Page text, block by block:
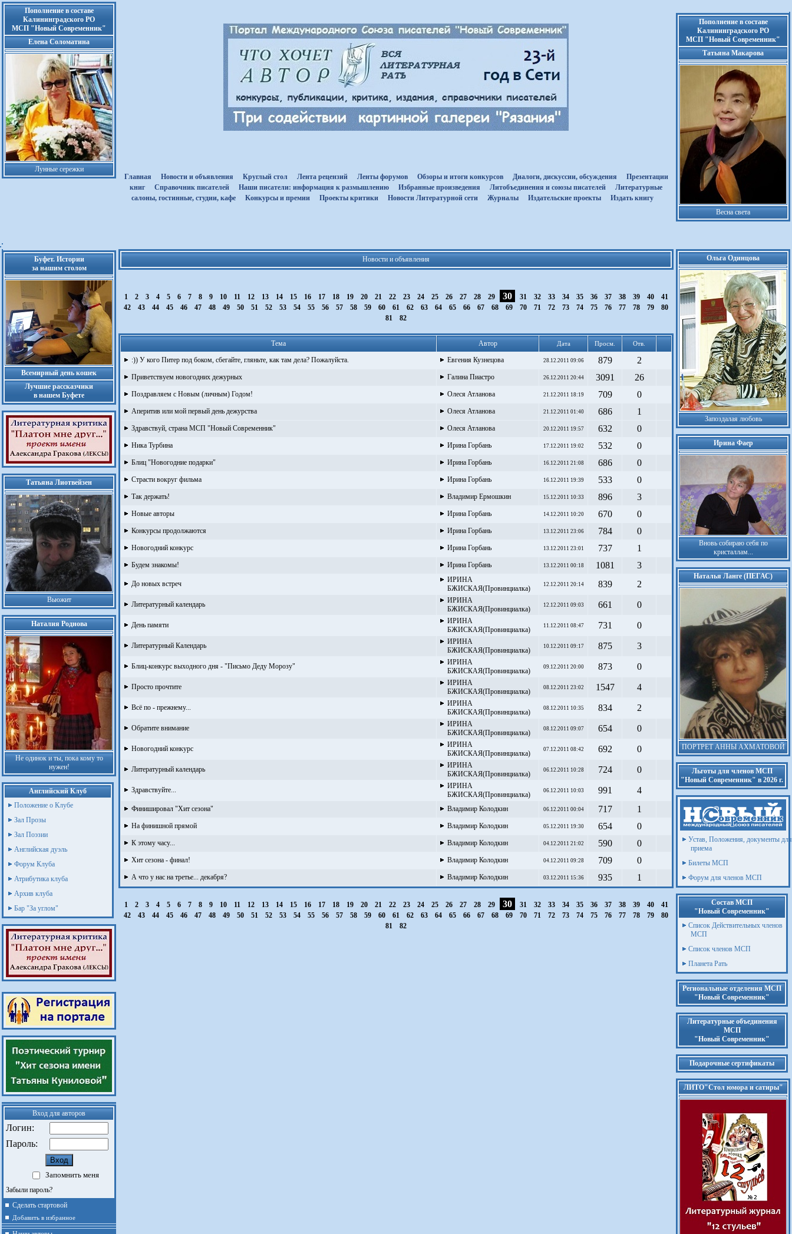
Пополнение в составе
Калининградского РО
МСП "Новый Современник"
Елена Соломатина
Лунные сережки
Главная
Новости и объявления Круглый стол Лента рецензий Ленты форумов Обзоры и итоги конкурсов Диалоги, дискуссии, обсуждения
Презентации
книг
Cправочник писателей Наши писатели: информация к размышлению Избранные произведения Литобъединения и союзы писателей
Литературные
салоны, гостинные, студии, кафе
Kонкурсы и премии Проекты критики Новости Литературной сети Журналы Издательские проекты Издать книгу
Пополнение в составе
Калининградского РО
МСП "Новый Современник"
Татьяна Макарова
Весна света
Буфет. Истории
за нашим столом
Всемирный день кошек
Лучшие рассказчики
в нашем Буфете
Татьяна Лиотвейзен
Вьюжит
Наталия Роднова
Не одинок и ты, пока кому то
нужен!
Английский Клуб
Положение о Клубе
Зал Прозы
Зал Поэзии
Английская дуэль
Форум Клуба
Атрибутика клуба
Архив клуба
Бар "За углом"
Вход для авторов
Логин:
Пароль:
Запомнить меня
Забыли пароль?
Сделать стартовой
Добавить в избранное
Новости и объявления
1 2 3 4 5 6 7 8 9 10 11 12 13 14 15 16 17 18 19 20 21 22 23 24 25 26 27 28 29 30 31 32 33 34 35 36 37 38 39 40
41
42
43 44 45 46 47 48 49 50 51 52 53 54 55 56 57 58 59 60 61 62 63 64 65 66 67 68 69 70 71 72 73 74 75 76 77 78 79
80
81
82
Тема Автор Дата Просм. Отв.
:)) У кого Питер под боком, сбегайте, гляньте, как там дела? Пожалуйста. Евгения Кузнецова 28.12.2011 09:06 879 2
Приветствуем новогодних дежурных Галина Пиастро 26.12.2011 20:44 3091 26
Поздравляем с Новым (личным) Годом! Олеся Атланова 21.12.2011 18:19 709 0
Аперитив или мой первый день дежурства Олеся Атланова 21.12.2011 01:40 686 1
Здравствуй, страна МСП "Новый Современник" Олеся Атланова 20.12.2011 19:57 632 0
Ника Турбина Ирина Горбань 17.12.2011 19:02 532 0
Блиц "Новогодние подарки" Ирина Горбань 16.12.2011 21:08 686 0
Страсти вокруг фильма Ирина Горбань 16.12.2011 19:39 533 0
Так держать! Владимир Ермошкин 15.12.2011 10:33 896 3
Новые авторы Ирина Горбань 14.12.2011 10:20 670 0
Конкурсы продолжаются Ирина Горбань 13.12.2011 23:06 784 0
Новогодний конкурс Ирина Горбань 13.12.2011 23:01 737 1
Будем знакомы! Ирина Горбань 13.12.2011 00:18 1081 3
До новых встреч
ИРИНА
БЖИСКАЯ(Провинциалка)
12.12.2011 20:14 839 2
Литературный календарь
ИРИНА
БЖИСКАЯ(Провинциалка)
12.12.2011 09:03 661 0
День памяти
ИРИНА
БЖИСКАЯ(Провинциалка)
11.12.2011 08:47 731 0
Литературный Календарь
ИРИНА
БЖИСКАЯ(Провинциалка)
10.12.2011 09:17 875 3
Блиц-конкурс выходного дня - "Письмо Деду Морозу"
ИРИНА
БЖИСКАЯ(Провинциалка)
09.12.2011 20:00 873 0
Просто прочтите
ИРИНА
БЖИСКАЯ(Провинциалка)
08.12.2011 23:02 1547 4
Всё по - прежнему...
ИРИНА
БЖИСКАЯ(Провинциалка)
08.12.2011 10:35 834 2
Обратите внимание
ИРИНА
БЖИСКАЯ(Провинциалка)
08.12.2011 09:07 654 0
Новогодний конкурс
ИРИНА
БЖИСКАЯ(Провинциалка)
07.12.2011 08:42 692 0
Литературный календарь
ИРИНА
БЖИСКАЯ(Провинциалка)
06.12.2011 10:28 724 0
Здравствуйте...
ИРИНА
БЖИСКАЯ(Провинциалка)
06.12.2011 10:03 991 4
Финишировал "Хит сезона" Владимир Колодкин 06.12.2011 00:04 717 1
На финишной прямой Владимир Колодкин 05.12.2011 19:30 654 0
К этому часу... Владимир Колодкин 04.12.2011 21:02 590 0
Хит сезона - финал! Владимир Колодкин 04.12.2011 09:28 709 0
А что у нас на третье... декабря? Владимир Колодкин 03.12.2011 15:36 935 1
1 2 3 4 5 6 7 8 9 10 11 12 13 14 15 16 17 18 19 20 21 22 23 24 25 26 27 28 29 30 31 32 33 34 35 36 37 38 39 40
41
42
43 44 45 46 47 48 49 50 51 52 53 54 55 56 57 58 59 60 61 62 63 64 65 66 67 68 69 70 71 72 73 74 75 76 77 78 79
80
81
82
Ольга Одинцова
Запоздалая любовь
Ирина Фаер
Вновь собираю себя по
кристаллам...
Наталья Ланге (ПЕГАС)
ПОРТРЕТ АННЫ АХМАТОВОЙ
Льготы для членов МСП
"Новый Современник" в 2026 г.
Устав, Положения, документы для
приема
Билеты МСП
Форум для членов МСП
Состав МСП
"Новый Современник"
Список Действительных членов
МСП
Список членов МСП
Планета Рать
Региональные отделения МСП
"Новый Современник"
Литературные объединения
МСП
"Новый Современник"
Подарочные сертификаты
ЛИТО"Стол юмора и сатиры"